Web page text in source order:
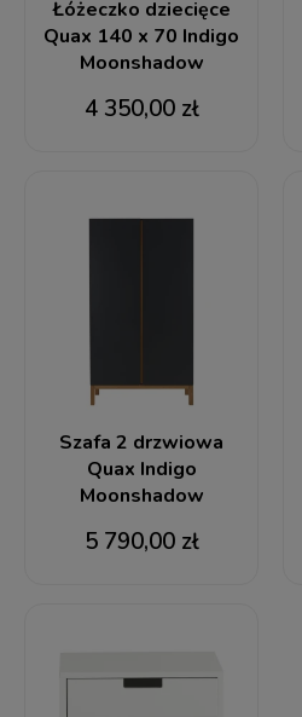
Łóżeczko dziecięce
Quax 140 x 70 Indigo
Moonshadow
4 350,00 zł
Szafa 2 drzwiowa
Quax Indigo
Moonshadow
5 790,00 zł